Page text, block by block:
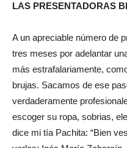
LAS PRESENTADORAS
A un apreciable número de
tres meses por adelantar
más estrafalariamente,
brujas. Sacamos de ese
verdaderamente
escoger su ropa, sobrias,
dice mi tía Pachita: “Bien